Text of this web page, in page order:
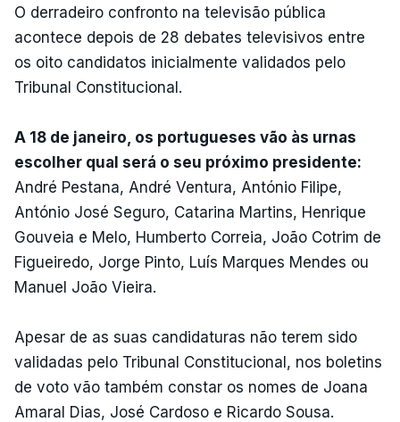
O derradeiro confronto na televisão pública
acontece depois de 28 debates televisivos entre
os oito candidatos inicialmente validados pelo
Tribunal Constitucional.
A 18 de janeiro, os portugueses vão às urnas
escolher qual será o seu próximo presidente:
André Pestana, André Ventura, António Filipe,
António José Seguro, Catarina Martins, Henrique
Gouveia e Melo, Humberto Correia, João Cotrim de
Figueiredo, Jorge Pinto, Luís Marques Mendes ou
Manuel João Vieira.
Apesar de as suas candidaturas não terem sido
validadas pelo Tribunal Constitucional, nos boletins
de voto vão também constar os nomes de Joana
Amaral Dias, José Cardoso e Ricardo Sousa.